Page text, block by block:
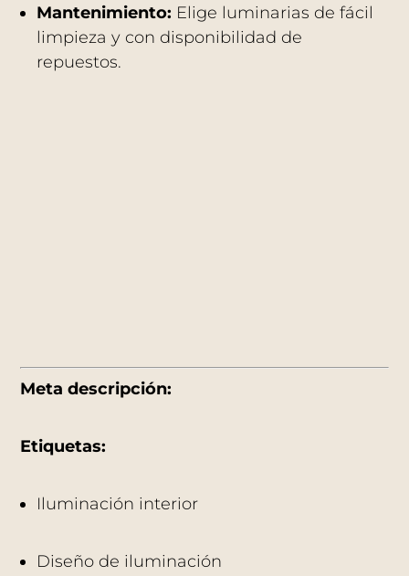
Mantenimiento: Elige luminarias de fácil
limpieza y con disponibilidad de
repuestos.
Meta descripción:
Etiquetas:
Iluminación interior
Diseño de iluminación